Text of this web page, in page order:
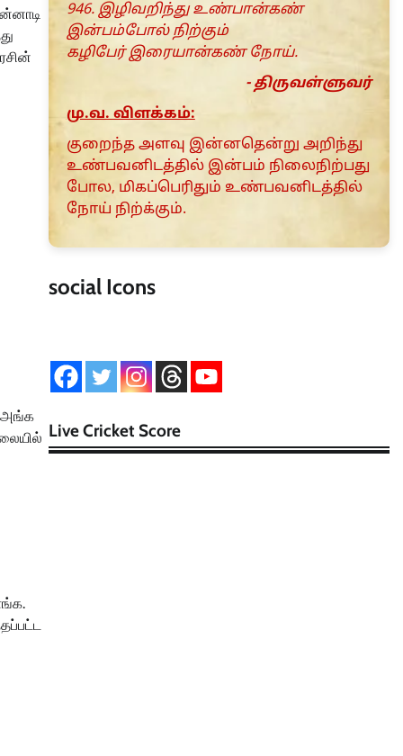
அங்க
946. இழிவறிந்து உண்பான்கண்
இன்பம்போல் நிற்கும்
கழிபேர் இரையான்கண் நோய்.
- திருவள்ளுவர்
மு.வ. விளக்கம்:
குறைந்த அளவு இன்னதென்று அறிந்து
உண்பவனிடத்தில் இன்பம் நிலைநிற்பது
போல, மிகப்பெரிதும் உண்பவனிடத்தில்
நோய் நிற்க்கும்.
social Icons
Live Cricket Score